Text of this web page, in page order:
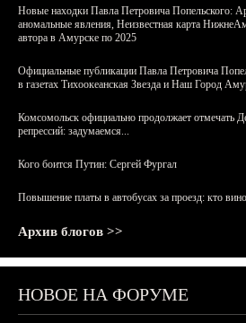
Новые находки Павла Петровича Попельского:
аномальные явления, Неизвестная карта
автора в Амурске по 2025
Официальные публикации Павла Петровича
в газетах Тихоокеанская Звезда и Наш Город
Комсомольск официально продолжает отмечать
репрессий: задумаемся...
Кого боится Путин: Сергей Фургал
Повышение платы в автобусах за проезд: кто
Архив блогов >>
НОВОЕ НА ФОРУМЕ